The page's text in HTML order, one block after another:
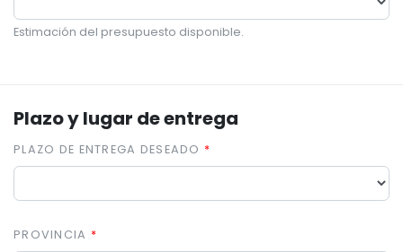
Estimación del presupuesto disponible.
Plazo y lugar de entrega
PLAZO DE ENTREGA DESEADO
PROVINCIA